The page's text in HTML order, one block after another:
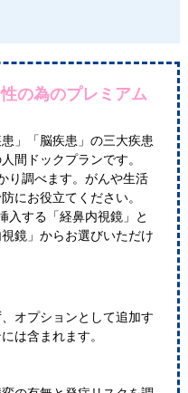
の為のプレミアム
」「脳疾患」の三大疾患
間ドックプランです。
り調べます。がんや生活
にお役立てください。
入する「経鼻内視鏡」と
鏡」からお選びいただけ
オプションとして追加す
は含まれます。